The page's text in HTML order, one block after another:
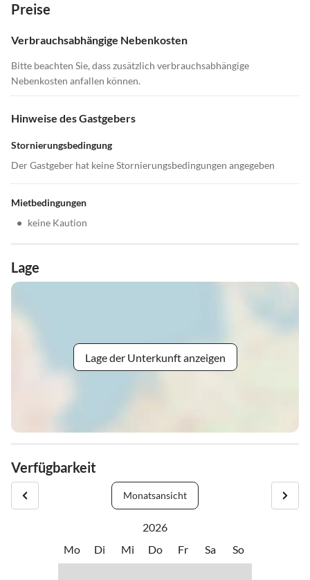
Preise
Verbrauchsabhängige Nebenkosten
Bitte beachten Sie, dass zusätzlich verbrauchsabhängige
Nebenkosten anfallen können.
Hinweise des Gastgebers
Stornierungsbedingung
Der Gastgeber hat keine Stornierungsbedingungen angegeben
Mietbedingungen
• keine Kaution
Lage
Lage der Unterkunft anzeigen
Verfügbarkeit
Monatsansicht
2026
Mo
Di Mi Do Fr Sa So